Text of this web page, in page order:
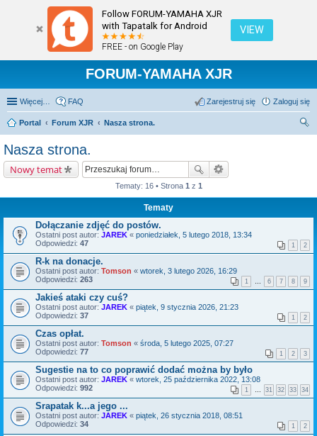
Follow FORUM-YAMAHA XJR
with Tapatalk for Android
FREE - on Google Play
VIEW
FORUM-YAMAHA XJR
Więcej… FAQ Zaloguj się
Zarejestruj się
Portal Forum XJR
Nasza strona.
Nasza strona.
Nowy temat
Tematy: 16 • Strona 1 z 1
Tematy
Dołączanie zdjęć do postów.
Ostatni post autor: JAREK « poniedziałek, 5 lutego 2018, 13:34
Odpowiedzi: 47 1 2
R-k na donacje.
Ostatni post autor: Tomson « wtorek, 3 lutego 2026, 16:29
Odpowiedzi: 263 1 … 6 7 8 9
Jakieś ataki czy cuś?
Ostatni post autor: JAREK « piątek, 9 stycznia 2026, 21:23
Odpowiedzi: 37 1 2
Czas opłat.
Ostatni post autor: Tomson « środa, 5 lutego 2025, 07:27
Odpowiedzi: 77 1 2 3
Sugestie na to co poprawić dodać można by było
Ostatni post autor: JAREK « wtorek, 25 października 2022, 13:08
Odpowiedzi: 992 1 … 31 32 33 34
Srapatak k...a jego ...
Ostatni post autor: JAREK « piątek, 26 stycznia 2018, 08:51
Odpowiedzi: 34 1 2